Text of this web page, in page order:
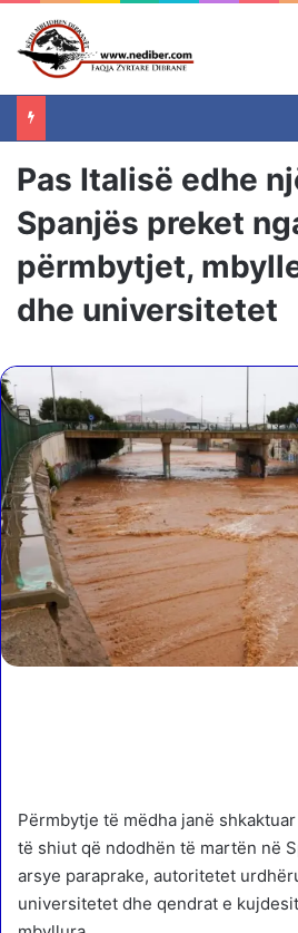
Pas Italisë edhe
Spanjës preket
përmbytjet,
dhe universitetet
Përmbytje të mëdha janë
të shiut që ndodhën të martën në
arsye paraprake, autoritetet
universitetet dhe qendrat e